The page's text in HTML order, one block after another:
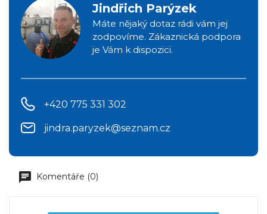
Jindřich Parýzek
Máte nějaký dotaz rádi vám jej
zodpovíme. Zákaznická podpora
je Vám k dispozici.
+420 775 331 302
jindra.paryzek@seznam.cz
Komentáře (0)